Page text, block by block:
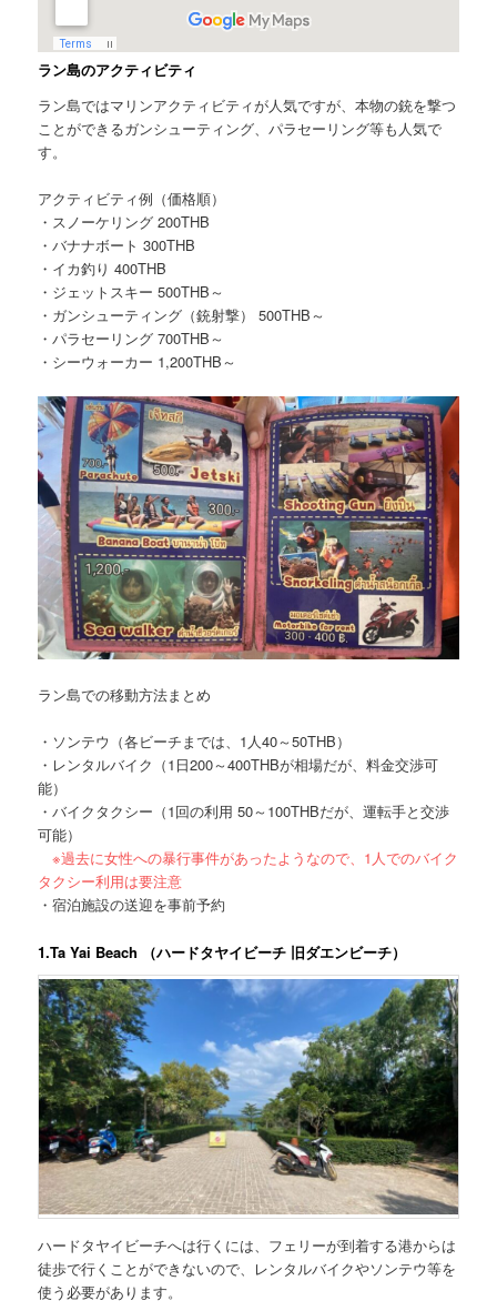
ラン島のアクティビティ
ラン島ではマリンアクティビティが人気ですが、本物の銃を撃つ
ことができるガンシューティング、パラセーリング等も人気で
す。
アクティビティ例（価格順）
・スノーケリング 200THB
・バナナボート 300THB
・イカ釣り 400THB
・ジェットスキー 500THB～
・ガンシューティング（銃射撃） 500THB～
・パラセーリング 700THB～
・シーウォーカー 1,200THB～
ラン島での移動方法まとめ
・ソンテウ（各ビーチまでは、1人40～50THB）
・レンタルバイク（1日200～400THBが相場だが、料金交渉可
能）
・バイクタクシー（1回の利用 50～100THBだが、運転手と交渉
可能）
※過去に女性への暴行事件があったようなので、1人でのバイク
タクシー利用は要注意
・宿泊施設の送迎を事前予約
1.Ta Yai Beach （ハードタヤイビーチ 旧ダエンビーチ）
ハードタヤイビーチへは行くには、フェリーが到着する港からは
徒歩で行くことができないので、レンタルバイクやソンテウ等を
使う必要があります。